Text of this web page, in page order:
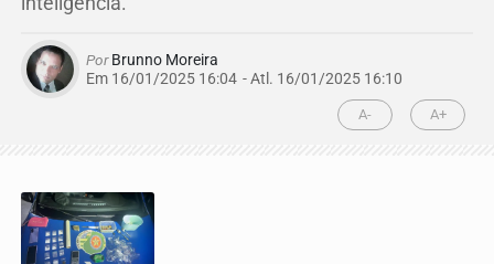
PorBrunno Moreira
Em 16/01/2025 16:04 - Atl. 16/01/2025 16:10
A- A+